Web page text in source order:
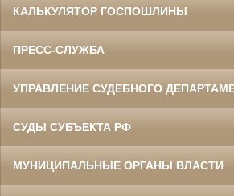
КАЛЬКУЛЯТОР ГОСПОШЛИНЫ
ПРЕСС-СЛУЖБА
УПРАВЛЕНИЕ СУДЕБНОГО
СУДЫ СУБЪЕКТА РФ
МУНИЦИПАЛЬНЫЕ ОРГАНЫ ВЛАСТИ